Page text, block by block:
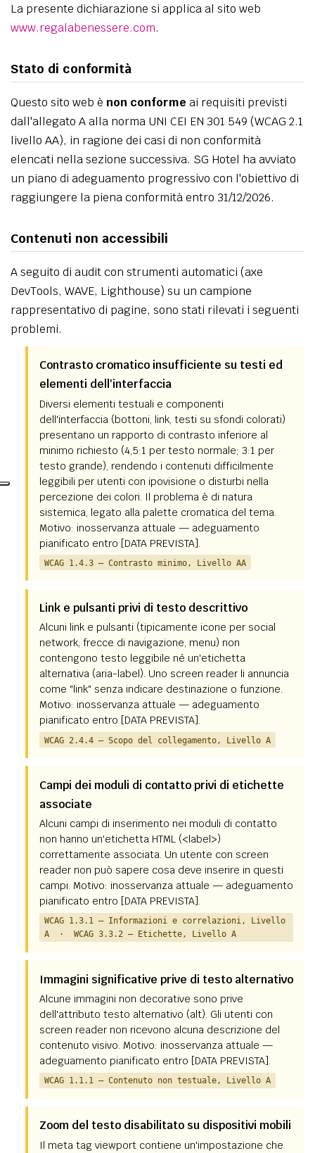
La presente dichiarazione si applica al sito web
www.regalabenessere.com.
Stato di conformità
Questo sito web è non conforme ai requisiti previsti
dall'allegato A alla norma UNI CEI EN 301 549 (WCAG 2.1
livello AA), in ragione dei casi di non conformità
elencati nella sezione successiva. SG Hotel ha avviato
un piano di adeguamento progressivo con l'obiettivo di
raggiungere la piena conformità entro 31/12/2026.
Contenuti non accessibili
A seguito di audit con strumenti automatici (axe
DevTools, WAVE, Lighthouse) su un campione
rappresentativo di pagine, sono stati rilevati i seguenti
problemi.
Contrasto cromatico insufficiente su testi ed
elementi dell'interfaccia
Diversi elementi testuali e componenti
dell'interfaccia (bottoni, link, testi su sfondi colorati)
presentano un rapporto di contrasto inferiore al
minimo richiesto (4,5:1 per testo normale; 3:1 per
testo grande), rendendo i contenuti difficilmente
leggibili per utenti con ipovisione o disturbi nella
percezione dei colori. Il problema è di natura
sistemica, legato alla palette cromatica del tema.
Motivo: inosservanza attuale — adeguamento
pianificato entro [DATA PREVISTA].
WCAG 1.4.3 — Contrasto minimo, Livello AA
Link e pulsanti privi di testo descrittivo
Alcuni link e pulsanti (tipicamente icone per social
network, frecce di navigazione, menu) non
contengono testo leggibile né un'etichetta
alternativa (aria-label). Uno screen reader li annuncia
come "link" senza indicare destinazione o funzione.
Motivo: inosservanza attuale — adeguamento
pianificato entro [DATA PREVISTA].
WCAG 2.4.4 — Scopo del collegamento, Livello A
Campi dei moduli di contatto privi di etichette
associate
Alcuni campi di inserimento nei moduli di contatto
non hanno un'etichetta HTML (<label>)
correttamente associata. Un utente con screen
reader non può sapere cosa deve inserire in questi
campi. Motivo: inosservanza attuale — adeguamento
pianificato entro [DATA PREVISTA].
WCAG 1.3.1 — Informazioni e correlazioni, Livello
A · WCAG 3.3.2 — Etichette, Livello A
Immagini significative prive di testo alternativo
Alcune immagini non decorative sono prive
dell'attributo testo alternativo (alt). Gli utenti con
screen reader non ricevono alcuna descrizione del
contenuto visivo. Motivo: inosservanza attuale —
adeguamento pianificato entro [DATA PREVISTA].
WCAG 1.1.1 — Contenuto non testuale, Livello A
Zoom del testo disabilitato su dispositivi mobili
Il meta tag viewport contiene un'impostazione che